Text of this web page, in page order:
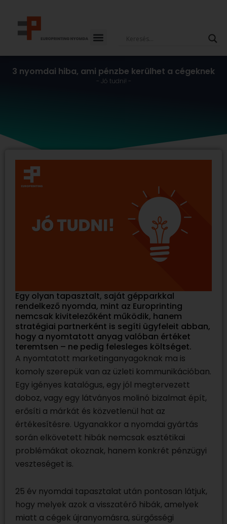
content
3 nyomdai hiba, ami pénzbe kerülhet a cégeknek
- Jó tudni! -
Egy olyan tapasztalt, saját gépparkkal
rendelkező nyomda, mint az Europrinting
nemcsak kivitelezőként működik, hanem
stratégiai partnerként is segíti ügyfeleit abban,
hogy a nyomtatott anyag valóban értéket
teremtsen – ne pedig felesleges költséget.
A nyomtatott marketinganyagoknak ma is
komoly szerepük van az üzleti kommunikációban.
Egy igényes katalógus, egy jól megtervezett
doboz, vagy egy látványos molinó bizalmat épít,
erősíti a márkát és közvetlenül hat az
értékesítésre. Ugyanakkor a nyomdai gyártás
során elkövetett hibák nemcsak esztétikai
problémákat okoznak, hanem konkrét pénzügyi
veszteséget is.
25 év nyomdai tapasztalat után pontosan látjuk,
hogy melyek azok a visszatérő hibák, amelyek
miatt a cégek újranyomásra, sürgősségi